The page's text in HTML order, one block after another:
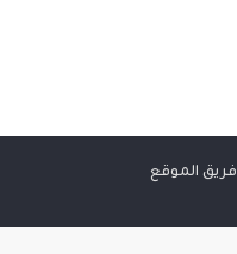
فريق الموقع